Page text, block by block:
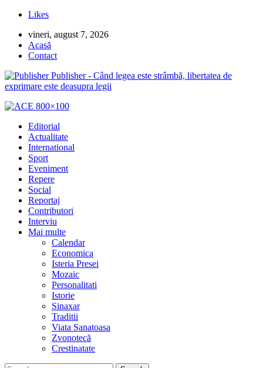
Likes
vineri, august 7, 2026
Acasă
Contact
Publisher - Când legea este strâmbă, libertatea de
exprimare este deasupra legii
Editorial
Actualitate
International
Sport
Eveniment
Repere
Social
Reportaj
Contributori
Interviu
Mai multe
Calendar
Economica
Isteria Presei
Mozaic
Personalitati
Istorie
Sinaxar
Traditii
Viata Sanatoasa
Zvonotecă
Crestinatate